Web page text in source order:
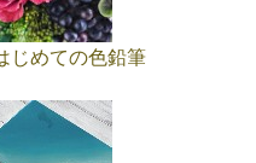
じめての色鉛筆